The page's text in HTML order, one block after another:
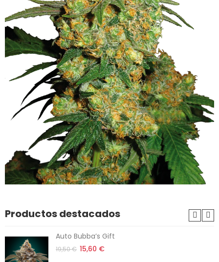
Productos destacados
Auto Bubba’s Gift
19,50 € 15,60 €